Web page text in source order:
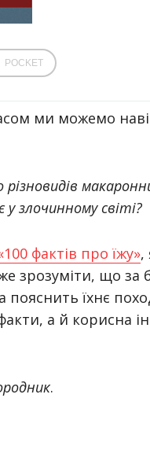
POCKET
ми можемо
злочинному світі?
фактів про їжу»,
зрозуміти, що за
пояснить їхнє
а й корисна
.